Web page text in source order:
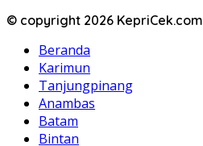
© copyright 2026 KepriCek.com
Beranda
Karimun
Tanjungpinang
Anambas
Batam
Bintan